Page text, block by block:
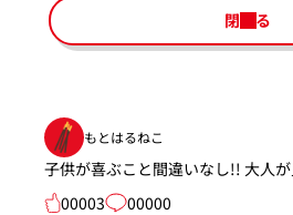
閉じる
もとはるねこ
子供が喜ぶこと間違いなし!! 大人
00003
00000